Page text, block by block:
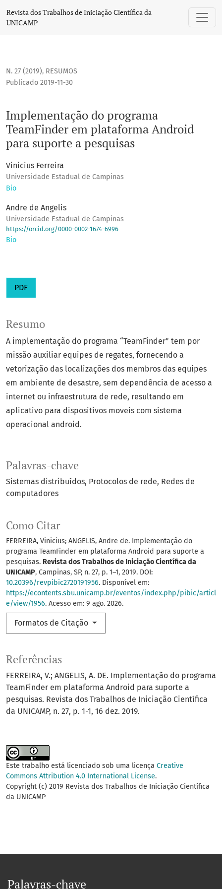
Implementação do programa TeamFinder em plataforma
Revista dos Trabalhos de Iniciação Científica da
UNICAMP
N. 27 (2019), RESUMOS
Implementação do programa
TeamFinder em plataforma Android
para suporte a pesquisas
Publicado 2019-11-30
Vinicius Ferreira
Universidade Estadual de Campinas
Bio
Andre de Angelis
Universidade Estadual de Campinas
https://orcid.org/0000-0002-1674-6996
Bio
PDF
Palavras-chave
Sistemas distribuídos Protocolos de rede Redes de
computadores
Como Citar
FERREIRA, Vinicius; ANGELIS, Andre de. Implementação do
programa TeamFinder em plataforma Android para suporte a
pesquisas. Revista dos Trabalhos de Iniciação Científica da
UNICAMP, Campinas, SP, n. 27, p. 1–1, 2019. DOI:
10.20396/revpibic2720191956. Disponível em:
https://econtents.sbu.unicamp.br/eventos/index.php/pibic/articl
e/view/1956. Acesso em: 9 ago. 2026.
Formatos de Citação
Resumo
A implementação do programa “TeamFinder” tem por
missão auxiliar equipes de regates, fornecendo a
vetorização das localizações dos membros das equipes
em ambiente de desastre, sem dependência de acesso a
internet ou infraestrutura de rede, resultando em
aplicativo para dispositivos moveis com sistema
operacional android.
Referências
FERREIRA, V.; ANGELIS, A. DE. Implementação do programa
TeamFinder em plataforma Android para suporte a
pesquisas. Revista dos Trabalhos de Iniciação Científica
da UNICAMP, n. 27, p. 1-1, 16 dez. 2019.
Este trabalho está licenciado sob uma licença Creative
Commons Attribution 4.0 International License.
Copyright (c) 2019 Revista dos Trabalhos de Iniciação Científica
da UNICAMP
Palavras-chave